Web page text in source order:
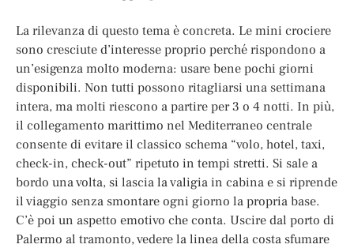
La rilevanza di questo tema è concreta. Le mini crociere
sono cresciute d’interesse proprio perché rispondono a
un’esigenza molto moderna: usare bene pochi giorni
disponibili. Non tutti possono ritagliarsi una settimana
intera, ma molti riescono a partire per 3 o 4 notti. In più,
il collegamento marittimo nel Mediterraneo centrale
consente di evitare il classico schema “volo, hotel, taxi,
check-in, check-out” ripetuto in tempi stretti. Si sale a
bordo una volta, si lascia la valigia in cabina e si riprende
il viaggio senza smontare ogni giorno la propria base.
C’è poi un aspetto emotivo che conta. Uscire dal porto di
Palermo al tramonto, vedere la linea della costa sfumare